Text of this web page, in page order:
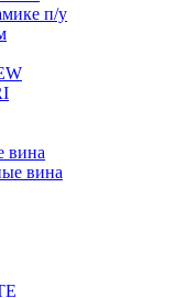
п/у
вина
вина